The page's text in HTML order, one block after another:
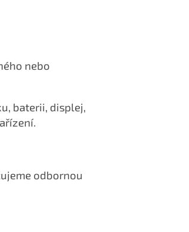
nebo
baterii, displej,
odbornou